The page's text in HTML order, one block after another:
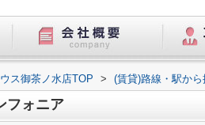
ス御茶ノ水店TOP > (賃貸)路線・駅から
フォニア